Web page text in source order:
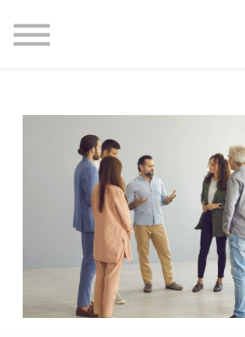
حساب جديد
تسجيل الدخول